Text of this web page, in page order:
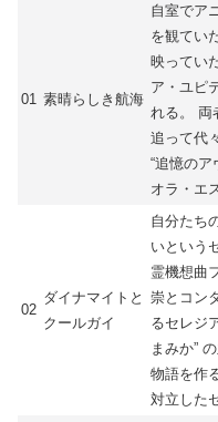
01 素晴らしき航海
自室でア
を観てい
映ってい
ア・ユピ
れる。 両
追って代
“追憶の
オラ・エ
02
ダイナマイトと
クールガイ
自分たち
いという
霊機想曲
崇とコン
るセレジ
まみか”
物語を作
対立した